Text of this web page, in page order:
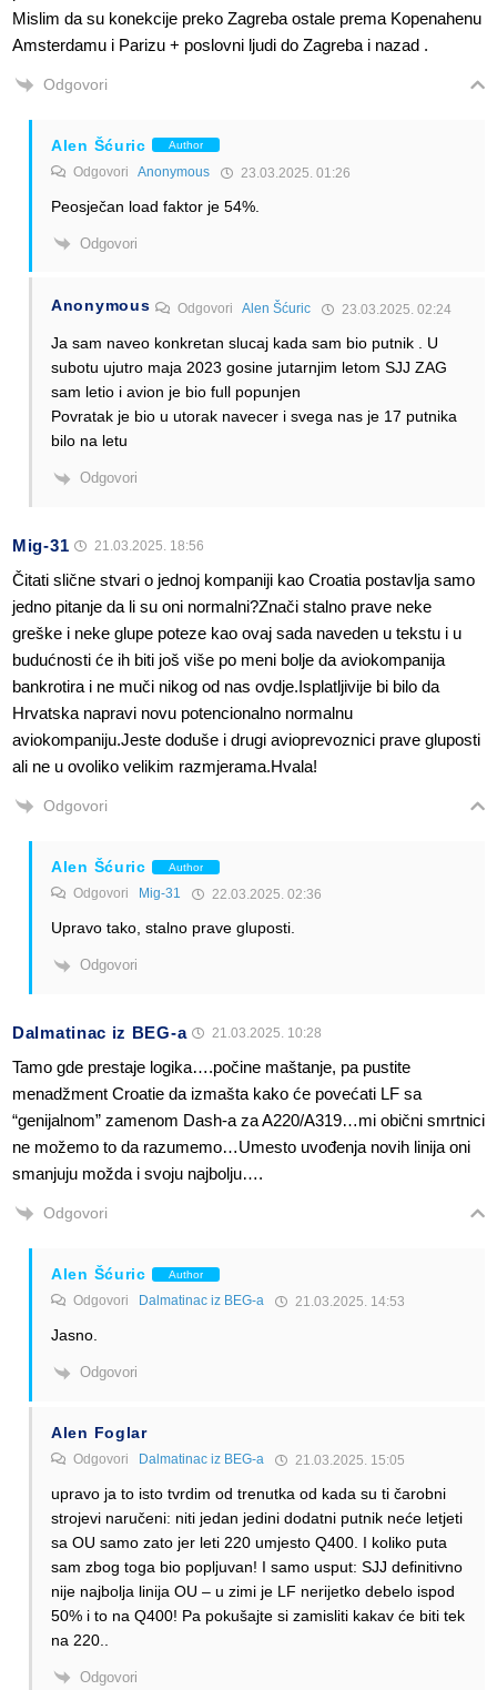
Mislim da su konekcije preko Zagreba ostale prema Kopenahenu
Amsterdamu i Parizu + poslovni ljudi do Zagreba i nazad .
Odgovori
Alen Šćuric Author
Odgovori Anonymous 23.03.2025. 01:26
Peosječan load faktor je 54%.
Odgovori
Anonymous OdgovoriAlen Šćuric 23.03.2025. 02:24
Ja sam naveo konkretan slucaj kada sam bio putnik . U
subotu ujutro maja 2023 gosine jutarnjim letom SJJ ZAG
sam letio i avion je bio full popunjen
Povratak je bio u utorak navecer i svega nas je 17 putnika
bilo na letu
Odgovori
Mig-31 21.03.2025. 18:56
Čitati slične stvari o jednoj kompaniji kao Croatia postavlja samo
jedno pitanje da li su oni normalni?Znači stalno prave neke
greške i neke glupe poteze kao ovaj sada naveden u tekstu i u
budućnosti će ih biti još više po meni bolje da aviokompanija
bankrotira i ne muči nikog od nas ovdje.Isplatljivije bi bilo da
Hrvatska napravi novu potencionalno normalnu
aviokompaniju.Jeste doduše i drugi avioprevoznici prave gluposti
ali ne u ovoliko velikim razmjerama.Hvala!
Odgovori
Alen Šćuric Author
Odgovori Mig-31 22.03.2025. 02:36
Upravo tako, stalno prave gluposti.
Odgovori
Dalmatinac iz BEG-a 21.03.2025. 10:28
Tamo gde prestaje logika….počine maštanje, pa pustite
menadžment Croatie da izmašta kako će povećati LF sa
“genijalnom” zamenom Dash-a za A220/A319…mi obični smrtnici
ne možemo to da razumemo…Umesto uvođenja novih linija oni
smanjuju možda i svoju najbolju….
Odgovori
Alen Šćuric Author
Odgovori Dalmatinac iz BEG-a 21.03.2025. 14:53
Jasno.
Odgovori
Alen Foglar
Odgovori Dalmatinac iz BEG-a 21.03.2025. 15:05
upravo ja to isto tvrdim od trenutka od kada su ti čarobni
strojevi naručeni: niti jedan jedini dodatni putnik neće letjeti
sa OU samo zato jer leti 220 umjesto Q400. I koliko puta
sam zbog toga bio popljuvan! I samo usput: SJJ definitivno
nije najbolja linija OU – u zimi je LF nerijetko debelo ispod
50% i to na Q400! Pa pokušajte si zamisliti kakav će biti tek
na 220..
Odgovori